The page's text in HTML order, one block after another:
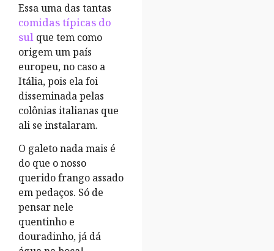
Essa uma das tantas
comidas típicas do
sul que tem como
origem um país
europeu, no caso a
Itália, pois ela foi
disseminada pelas
colônias italianas que
ali se instalaram.
O galeto nada mais é
do que o nosso
querido frango assado
em pedaços. Só de
pensar nele
quentinho e
douradinho, já dá